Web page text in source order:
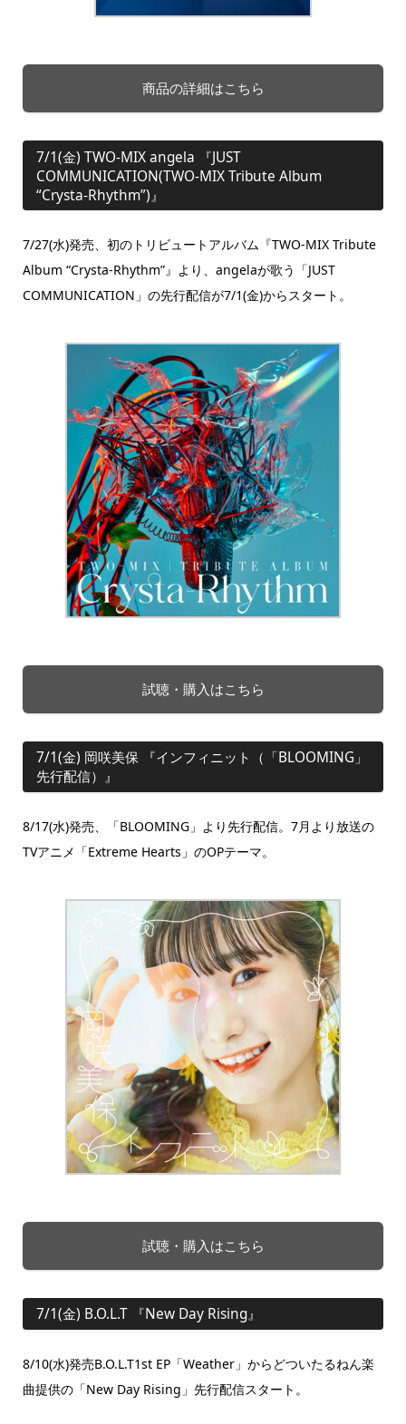
商品の詳細はこちら
7/1(金) TWO-MIX angela 『JUST
COMMUNICATION(TWO-MIX Tribute Album
“Crysta-Rhythm”)』
7/27(水)発売、初のトリビュートアルバム『TWO-MIX Tribute
Album “Crysta-Rhythm”』より、angelaが歌う「JUST
COMMUNICATION」の先行配信が7/1(金)からスタート。
試聴・購入はこちら
7/1(金) 岡咲美保 『インフィニット（「BLOOMING」
先行配信）』
8/17(水)発売、「BLOOMING」より先行配信。 7月より放送の
TVアニメ「Extreme Hearts」のOPテーマ。
試聴・購入はこちら
7/1(金) B.O.L.T 『New Day Rising』
8/10(水)発売B.O.L.T1st EP「Weather」からどついたるねん楽
曲提供の「New Day Rising」先行配信スタート。